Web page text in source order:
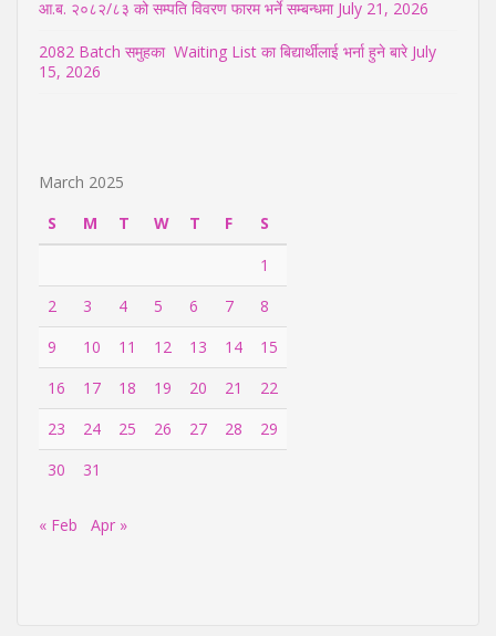
आ.ब. २०८२/८३ को सम्पति विवरण फारम भर्ने सम्बन्धमा July 21, 2026
2082 Batch समुहका Waiting List का बिद्यार्थीलाई भर्ना हुने बारे July
15, 2026
March 2025
S
M T W T F
S
1
2
3 4 5 6 7
8
9
10 11 12 13 14
15
16
17 18 19 20 21
22
23
24 25 26 27 28
29
30
31
« Feb Apr »